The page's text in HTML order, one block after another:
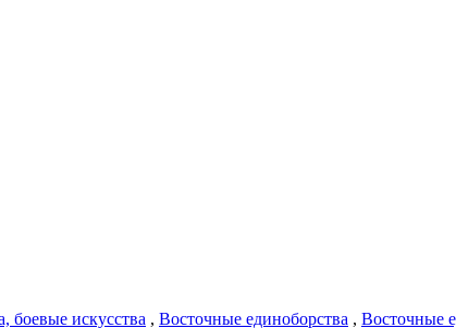
боевые искусства , Восточные единоборства , Восточные